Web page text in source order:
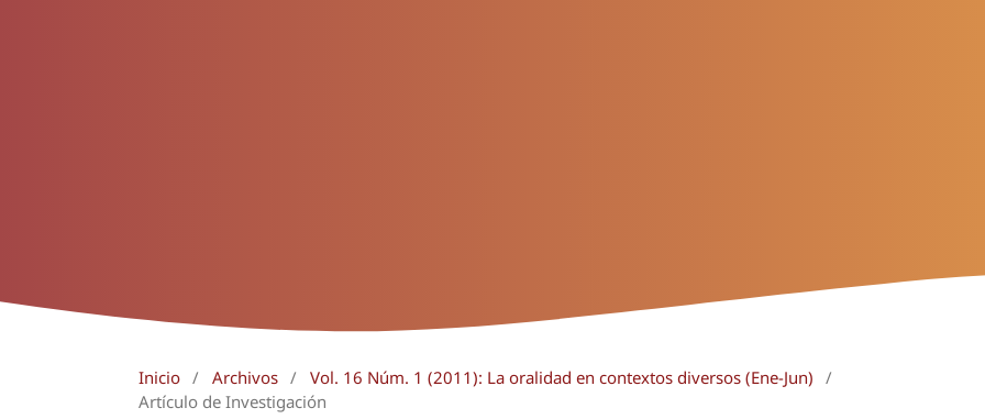
Inicio / Archivos / Vol. 16 Núm. 1 (2011): La oralidad en contextos diversos (Ene-Jun)
/
Artículo de Investigación